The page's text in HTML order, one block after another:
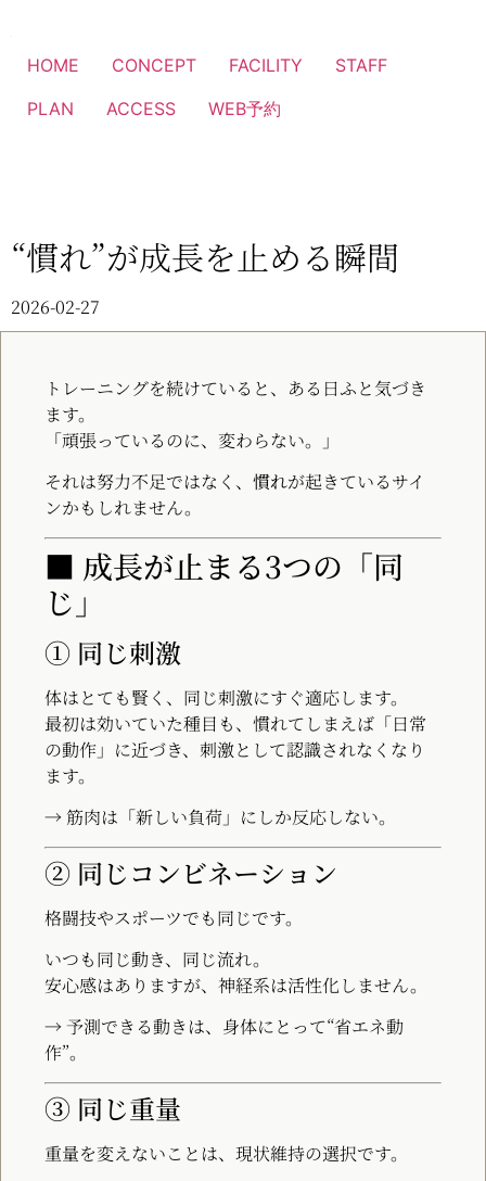
HOME CONCEPT FACILITY
STAFF
PLAN
ACCESS WEB予約
“慣れ”が成長を止める瞬間
2026-02-27
トレーニングを続けていると、ある日ふと気づき
ます。
「頑張っているのに、変わらない。」
それは努力不足ではなく、 慣れが起きているサイ
ンかもしれません。
■ 成長が止まる3つの「同
じ」
① 同じ刺激
体はとても賢く、同じ刺激にすぐ適応します。
最初は効いていた種目も、慣れてしまえば「日常
の動作」に近づき、刺激として認識されなくなり
ます。
→ 筋肉は「新しい負荷」にしか反応しない。
② 同じコンビネーション
格闘技やスポーツでも同じです。
いつも同じ動き、同じ流れ。
安心感はありますが、神経系は活性化しません。
→ 予測できる動きは、身体にとって“省エネ動
作”。
③ 同じ重量
重量を変えないことは、現状維持の選択です。